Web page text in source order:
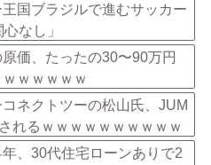
王国ブラジルで進むサッカー
なし」
原価、たったの30〜90万円
ｗｗｗｗｗ
コネクトツーの松山氏、JUM
れるｗｗｗｗｗｗｗｗｗｗ
年、30代住宅ローンありで2